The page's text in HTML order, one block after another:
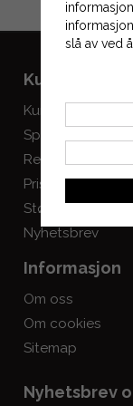
Kundeservice
Kundeservice
Spørsmål og svar
Registrere retur
Prisgaranti
Størrelsestabeller
Nyhetsbrev
Informasjon
Om oss
Om cookies
Sitemap
Nyhetsbrev
slå av ved